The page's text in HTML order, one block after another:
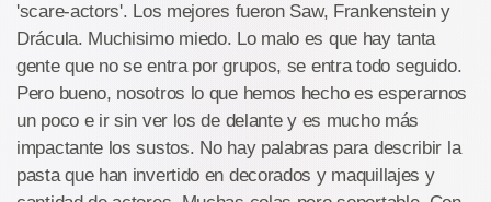
'scare-actors'. Los mejores fueron Saw, Frankenstein y
Drácula. Muchisimo miedo. Lo malo es que hay tanta
gente que no se entra por grupos, se entra todo seguido.
Pero bueno, nosotros lo que hemos hecho es esperarnos
un poco e ir sin ver los de delante y es mucho más
impactante los sustos. No hay palabras para describir la
pasta que han invertido en decorados y maquillajes y